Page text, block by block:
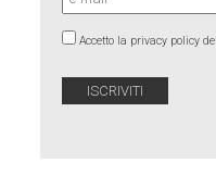
Accetto la privacy policy